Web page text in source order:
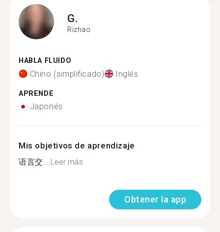
G.
Rizhao
HABLA FLUIDO
Chino (simplificado) Inglés
APRENDE
Japonés
Mis objetivos de aprendizaje
语言交...Leer más
Obtener la app